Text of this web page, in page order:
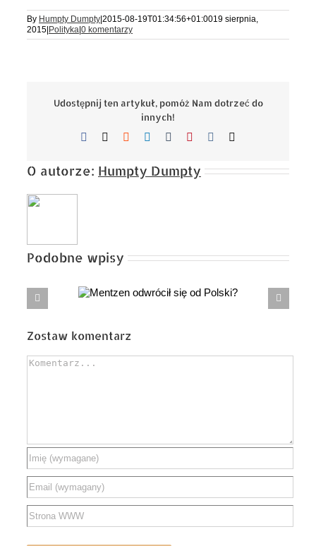
By Humpty Dumpty|2015-08-19T01:34:56+01:0019 sierpnia,
2015|Polityka|0 komentarzy
Udostępnij ten artykuł, pomóż Nam dotrzeć do
innych!
Facebook Reddit LinkedIn
TumblrPinterest
O autorze: Humpty Dumpty
Podobne wpisy
się
Baku – nowa Jalta XXI wieku? Między
Zostaw komentarz
Comment